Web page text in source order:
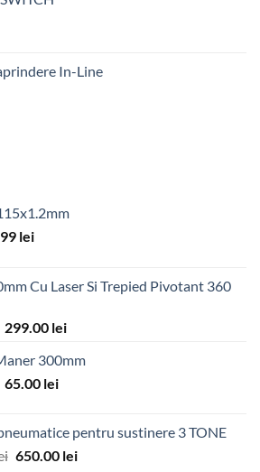
In-Line
leiPrețul
1.99 lei.
Cu Laser Si Trepied Pivotant 360
Prețul
a
fost:
299.00 leiPrețul
este:
300mm
Prețul
fost:
571.00 lei.
65.00 leiPrețul
65.00 lei.
pentru sustinere 3 TONE
Prețul
650.00 leiPrețul